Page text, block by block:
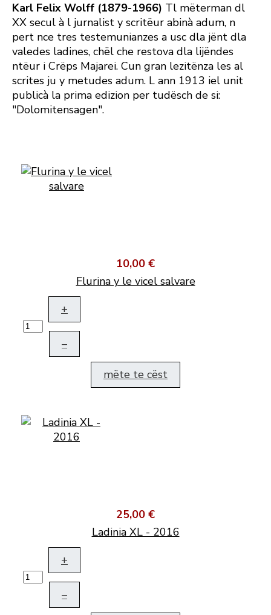
Karl Felix Wolff (1879-1966) Tl mëterman dl
XX secul à l jurnalist y scritëur abinà adum, n
pert nce tres testemunianzes a usc dla jënt dla
valedes ladines, chël che restova dla lijëndes
ntëur i Crëps Majarei. Cun gran lezitënza les al
scrites ju y metudes adum. L ann 1913 iel unit
publicà la prima edizion per tudësch de si:
"Dolomitensagen".
10,00 €
Flurina y le vicel salvare
+
–
mëte te cëst
25,00 €
Ladinia XL - 2016
+
–